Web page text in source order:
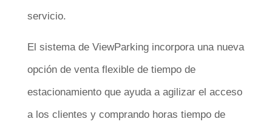
servicio.
El sistema de ViewParking incorpora una nueva
opción de venta flexible de tiempo de
estacionamiento que ayuda a agilizar el acceso
a los clientes y comprando horas tiempo de